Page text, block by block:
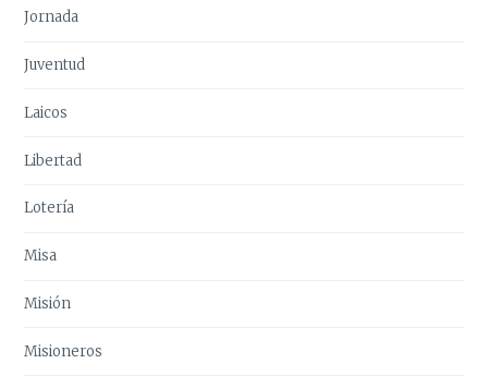
Jornada
Juventud
Laicos
Libertad
Lotería
Misa
Misión
Misioneros